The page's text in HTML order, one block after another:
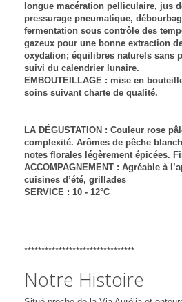
longue macération pelliculaire, jus
pressurage pneumatique,
fermentation sous contrôle des
gazeux pour une bonne extraction
oxydation; équilibres naturels sans
suivi du calendrier lunaire.
EMBOUTEILLAGE : mise en
soins suivant charte de qualité.
LA DÉGUSTATION : Couleur rose
complexité. Arômes de pêche
notes florales légèrement épicées.
ACCOMPAGNEMENT : Agréable à
cuisines d’été, grillades
SERVICE : 10 - 12°C
********************************
Notre Histoire